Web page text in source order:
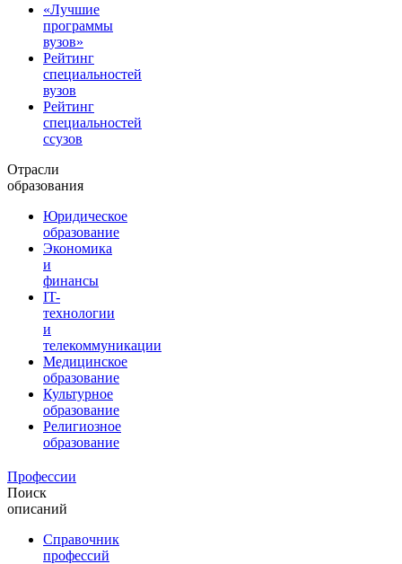
«Лучшие
программы
вузов»
Рейтинг
специальностей
вузов
Рейтинг
специальностей
ссузов
Отрасли
образования
Юридическое
образование
Экономика
и
финансы
IT-
технологии
и
телекоммуникации
Медицинское
образование
Культурное
образование
Религиозное
образование
Профессии
Поиск
описаний
Справочник
профессий